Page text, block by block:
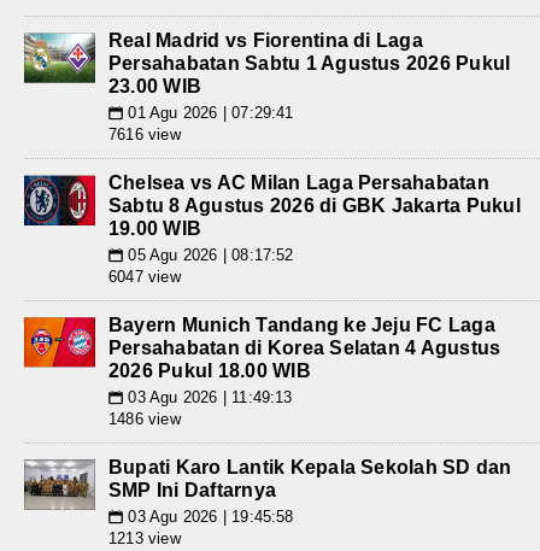
Real Madrid vs Fiorentina di Laga
Persahabatan Sabtu 1 Agustus 2026 Pukul
23.00 WIB
📅 01 Agu 2026 | 07:29:41
7616 view
Chelsea vs AC Milan Laga Persahabatan
Sabtu 8 Agustus 2026 di GBK Jakarta Pukul
19.00 WIB
📅 05 Agu 2026 | 08:17:52
6047 view
Bayern Munich Tandang ke Jeju FC Laga
Persahabatan di Korea Selatan 4 Agustus
2026 Pukul 18.00 WIB
📅 03 Agu 2026 | 11:49:13
1486 view
Bupati Karo Lantik Kepala Sekolah SD dan
SMP Ini Daftarnya
📅 03 Agu 2026 | 19:45:58
1213 view